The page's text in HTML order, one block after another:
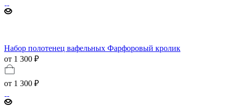
Набор полотенец вафельных Фарфоровый кролик
от 1 300 ₽
от 1 300 ₽